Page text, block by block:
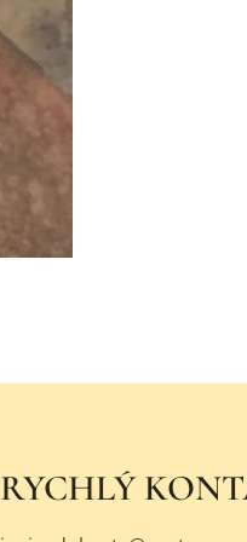
RYCHLÝ